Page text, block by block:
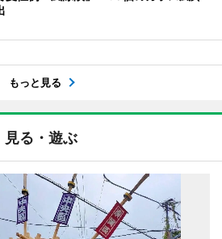
もっと見る
見る・遊ぶ